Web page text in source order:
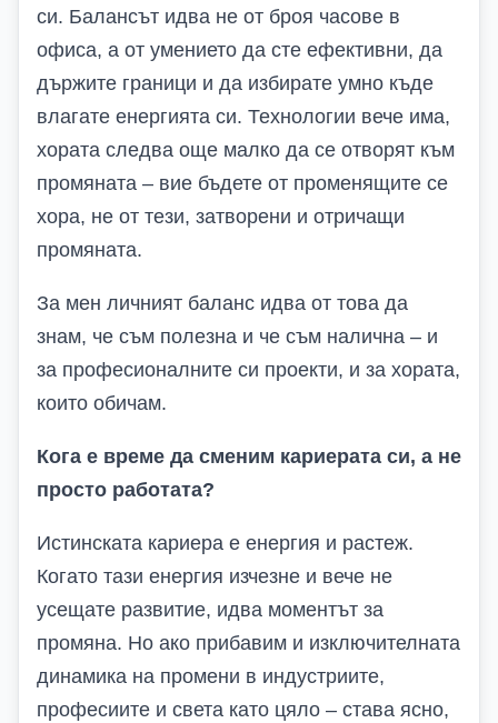
си. Балансът идва не от броя часове в
офиса, а от умението да сте ефективни, да
държите граници и да избирате умно къде
влагате енергията си. Технологии вече има,
хората следва още малко да се отворят към
промяната – вие бъдете от променящите се
хора, не от тези, затворени и отричащи
промяната.
За мен личният баланс идва от това да
знам, че съм полезна и че съм налична – и
за професионалните си проекти, и за хората,
които обичам.
Кога е време да сменим кариерата си, а не
просто работата?
Истинската кариера е енергия и растеж.
Когато тази енергия изчезне и вече не
усещате развитие, идва моментът за
промяна. Но ако прибавим и изключителната
динамика на промени в индустриите,
професиите и света като цяло – става ясно,